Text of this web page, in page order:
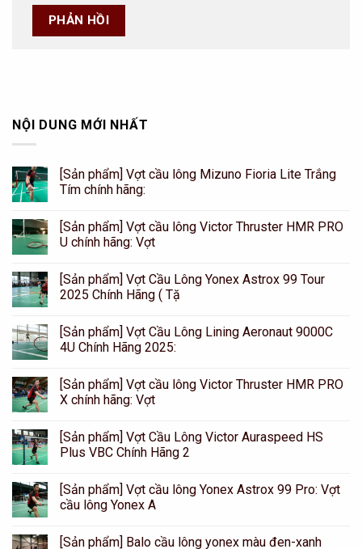
NỘI DUNG MỚI NHẤT
[Sản phẩm] Vợt cầu lông Mizuno Fioria Lite Trắng
Tím chính hãng:
[Sản phẩm] Vợt cầu lông Victor Thruster HMR PRO
U chính hãng: Vợt
[Sản phẩm] Vợt Cầu Lông Yonex Astrox 99 Tour
2025 Chính Hãng ( Tặ
[Sản phẩm] Vợt Cầu Lông Lining Aeronaut 9000C
4U Chính Hãng 2025:
[Sản phẩm] Vợt cầu lông Victor Thruster HMR PRO
X chính hãng: Vợt
[Sản phẩm] Vợt Cầu Lông Victor Auraspeed HS
Plus VBC Chính Hãng 2
[Sản phẩm] Vợt cầu lông Yonex Astrox 99 Pro: Vợt
cầu lông Yonex A
[Sản phẩm] Balo cầu lông yonex màu đen-xanh